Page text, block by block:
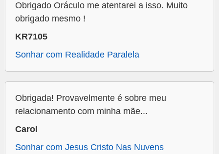
Obrigado Oráculo me atentarei a isso. Muito
obrigado mesmo !
KR7105
Sonhar com Realidade Paralela
Obrigada! Provavelmente é sobre meu
relacionamento com minha mãe...
Carol
Sonhar com Jesus Cristo Nas Nuvens